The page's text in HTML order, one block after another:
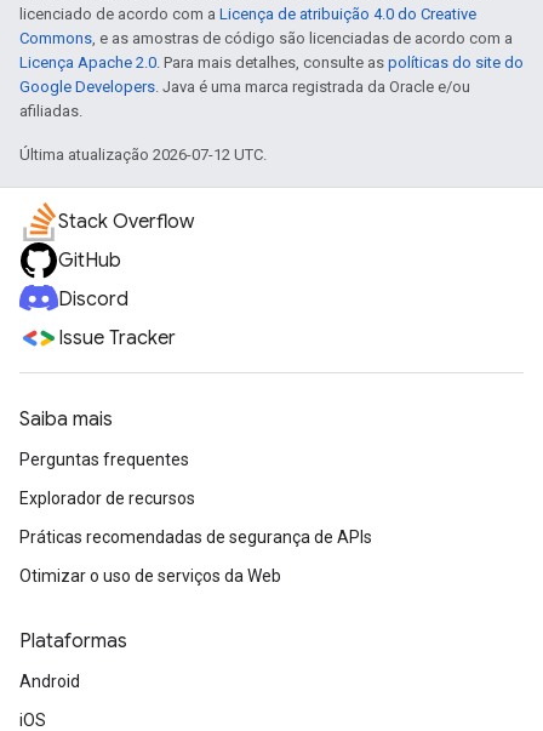
licenciado de acordo com a Licença de atribuição 4.0 do Creative
Commons, e as amostras de código são licenciadas de acordo com a
Licença Apache 2.0. Para mais detalhes, consulte as políticas do site do
Google Developers. Java é uma marca registrada da Oracle e/ou
afiliadas.
Última atualização 2026-07-12 UTC.
Stack Overflow
GitHub
Discord
Issue Tracker
Saiba mais
Perguntas frequentes
Explorador de recursos
Práticas recomendadas de segurança de APIs
Otimizar o uso de serviços da Web
Plataformas
Android
iOS